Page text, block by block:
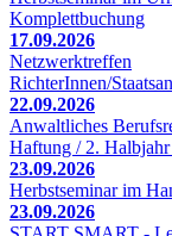
Komplettbuchung
17.09.2026
Netzwerktreffen
RichterInnen/
22.09.2026
Anwaltliches
Haftung / 2.
23.09.2026
Herbstseminar im
23.09.2026